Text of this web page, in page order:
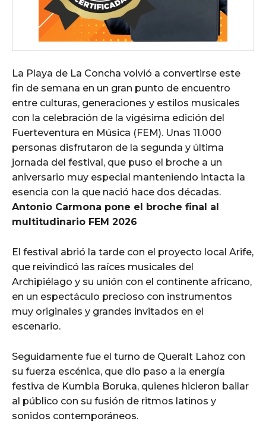
La Playa de La Concha volvió a convertirse este
fin de semana en un gran punto de encuentro
entre culturas, generaciones y estilos musicales
con la celebración de la vigésima edición del
Fuerteventura en Música (FEM). Unas 11.000
personas disfrutaron de la segunda y última
jornada del festival, que puso el broche a un
aniversario muy especial manteniendo intacta la
esencia con la que nació hace dos décadas.
Antonio Carmona pone el broche final al
multitudinario FEM 2026
El festival abrió la tarde con el proyecto local Arife,
que reivindicó las raíces musicales del
Archipiélago y su unión con el continente africano,
en un espectáculo precioso con instrumentos
muy originales y grandes invitados en el
escenario.
Seguidamente fue el turno de Queralt Lahoz con
su fuerza escénica, que dio paso a la energía
festiva de Kumbia Boruka, quienes hicieron bailar
al público con su fusión de ritmos latinos y
sonidos contemporáneos.